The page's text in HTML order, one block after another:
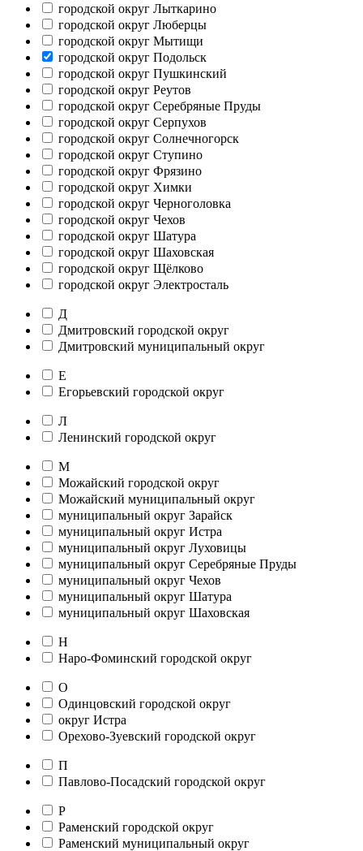
городской округ Лыткарино
городской округ Люберцы
городской округ Мытищи
городской округ Подольск
городской округ Пушкинский
городской округ Реутов
городской округ Серебряные Пруды
городской округ Серпухов
городской округ Солнечногорск
городской округ Ступино
городской округ Фрязино
городской округ Химки
городской округ Черноголовка
городской округ Чехов
городской округ Шатура
городской округ Шаховская
городской округ Щёлково
городской округ Электросталь
Д
Дмитровский городской округ
Дмитровский муниципальный округ
Е
Егорьевский городской округ
Л
Ленинский городской округ
М
Можайский городской округ
Можайский муниципальный округ
муниципальный округ Зарайск
муниципальный округ Истра
муниципальный округ Луховицы
муниципальный округ Серебряные Пруды
муниципальный округ Чехов
муниципальный округ Шатура
муниципальный округ Шаховская
Н
Наро-Фоминский городской округ
О
Одинцовский городской округ
округ Истра
Орехово-Зуевский городской округ
П
Павлово-Посадский городской округ
Р
Раменский городской округ
Раменский муниципальный округ